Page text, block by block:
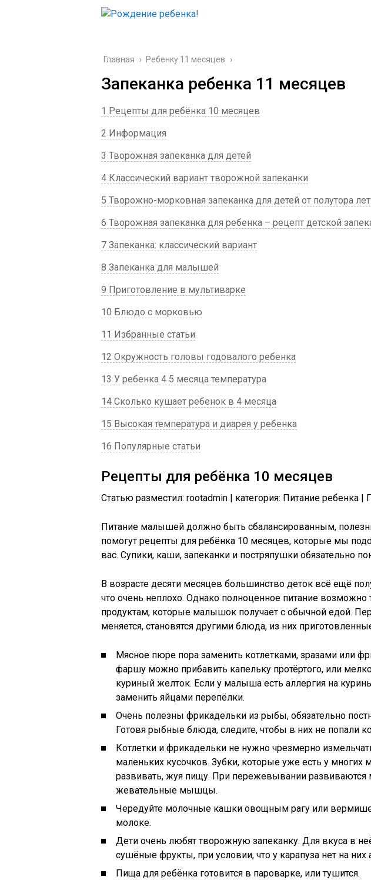
Главная › Ребенку 11 месяцев ›
Запеканка ребенка 11 месяцев
1 Рецепты для ребёнка 10 месяцев
2 Информация
3 Творожная запеканка для детей
4 Классический вариант творожной запеканки
5 Творожно-морковная запеканка для детей от полутора
6 Творожная запеканка для ребенка – рецепт детской
7 Запеканка: классический вариант
8 Запеканка для малышей
9 Приготовление в мультиварке
10 Блюдо с морковью
11 Избранные статьи
12 Окружность головы годовалого ребенка
13 У ребенка 4 5 месяца температура
14 Сколько кушает ребенок в 4 месяца
15 Высокая температура и диарея у ребенка
16 Популярные статьи
Рецепты для ребёнка 10 месяцев
Статью разместил: rootadmin | категория: Питание ребенка |
Питание малышей должно быть сбалансированным,
помогут рецепты для ребёнка 10 месяцев, которые мы
вас. Супики, каши, запеканки и постряпушки обязательно
В возрасте десяти месяцев большинство деток всё ещё
что очень неплохо. Однако полноценное питание возможно
продуктам, которые малышок получает с обычной едой.
меняется, становятся другими блюда, из них
Мясное пюре пора заменить котлетками, зразами или
фаршу можно прибавить капельку протёртого, или
куриный желток. Если у малыша есть аллергия на
заменить яйцами перепёлки.
Очень полезны фрикадельки из рыбы, обязательно
Готовя рыбные блюда, следите, чтобы в них не попали
Котлетки и фрикадельки не нужно чрезмерно
маленьких кусочков. Зубки, которые уже есть у
развивать, жуя пищу. При пережевывании
жевательные мышцы.
Чередуйте молочные кашки овощным рагу или
молоке.
Дети очень любят творожную запеканку. Для вкуса в
сушёные фрукты, при условии, что у карапуза нет на них
Пища для ребёнка готовится в пароварке, или тушится.